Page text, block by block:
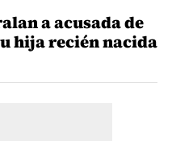
a acusada de
hija recién nacida